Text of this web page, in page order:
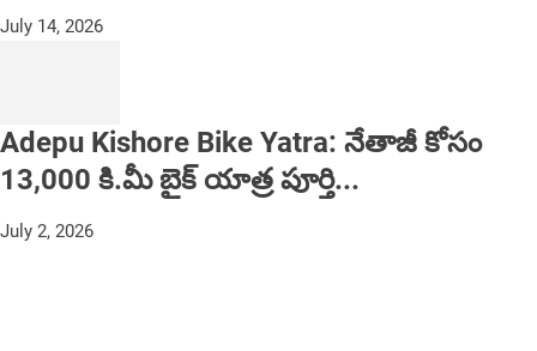
July 14, 2026
Adepu Kishore Bike Yatra: నేతాజీ కోసం
13,000 కి.మీ బైక్ యాత్ర పూర్తి...
July 2, 2026